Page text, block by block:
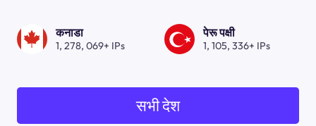
कनाडा
1, 278, 069+ IPs
पेरू पक्षी
1, 105, 336+ IPs
सभी देश